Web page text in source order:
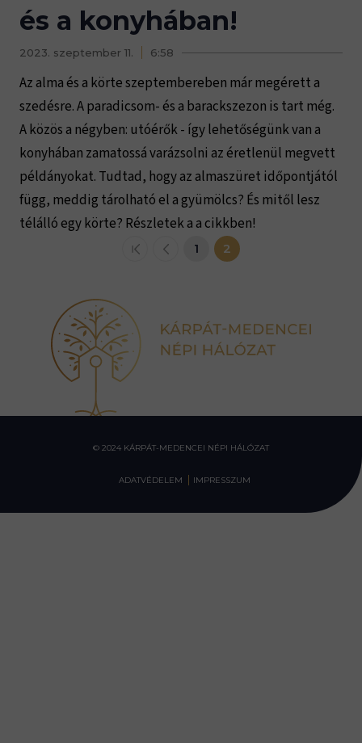
és a konyhában!
2023. szeptember 11. 6:58
Az alma és a körte szeptembereben már megérett a
szedésre. A paradicsom- és a barackszezon is tart még.
A közös a négyben: utóérők - így lehetőségünk van a
konyhában zamatossá varázsolni az éretlenül megvett
példányokat. Tudtad, hogy az almaszüret időpontjától
függ, meddig tárolható el a gyümölcs? És mitől lesz
télálló egy körte? Részletek a a cikkben!
<< < 1 2
© 2024 KÁRPÁT-MEDENCEI NÉPI HÁLÓZAT
ADATVÉDELEM IMPRESSZUM